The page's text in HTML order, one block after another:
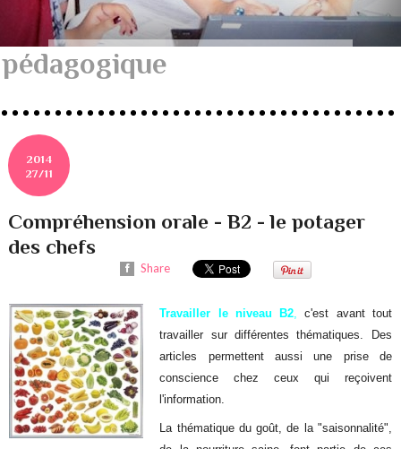
pédagogique
2014
27/11
Compréhension orale - B2 - le potager
des chefs
Share
Travailler le niveau B2
c'est avant tout
travailler sur différentes thématiques. Des
articles permettent aussi une prise de
conscience chez ceux qui reçoivent
l'information.
La thématique du goût, de la "saisonnalité",